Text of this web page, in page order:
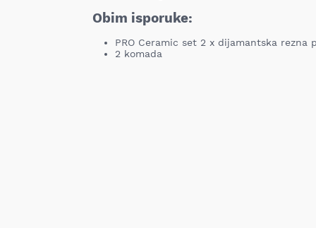
Obim isporuke:
PRO Ceramic set 2 x dijamantska rezna
2 komada